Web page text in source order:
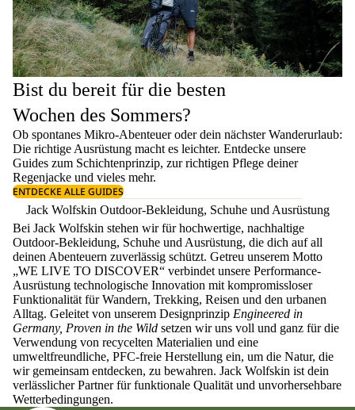
Bist du bereit für die besten
Wochen des Sommers?
Ob spontanes Mikro-Abenteuer oder dein nächster Wanderurlaub:
Die richtige Ausrüstung macht es leichter. Entdecke unsere
Guides zum Schichtenprinzip, zur richtigen Pflege deiner
Regenjacke und vieles mehr.
ENTDECKE ALLE GUIDES
Jack Wolfskin Outdoor-Bekleidung, Schuhe und Ausrüstung
Bei Jack Wolfskin stehen wir für hochwertige, nachhaltige
Outdoor-Bekleidung, Schuhe und Ausrüstung, die dich auf all
deinen Abenteuern zuverlässig schützt. Getreu unserem Motto
„WE LIVE TO DISCOVER“ verbindet unsere Performance-
Ausrüstung technologische Innovation mit kompromissloser
Funktionalität für Wandern, Trekking, Reisen und den urbanen
Alltag. Geleitet von unserem Designprinzip Engineered in
Germany, Proven in the Wild setzen wir uns voll und ganz für die
Verwendung von recycelten Materialien und eine
umweltfreundliche, PFC-freie Herstellung ein, um die Natur, die
wir gemeinsam entdecken, zu bewahren. Jack Wolfskin ist dein
verlässlicher Partner für funktionale Qualität und unvorhersehbare
Wetterbedingungen.